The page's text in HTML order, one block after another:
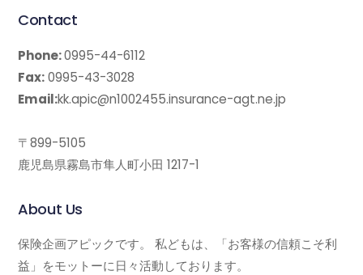
Contact
Phone:0995-44-6112
Fax:0995-43-3028
Email:kk.apic@n1002455.insurance-agt.ne.jp
〒899-5105
鹿児島県霧島市隼人町小田 1217-1
About Us
保険企画アピックです。 私どもは、「お客様の信頼こそ利
益」をモットーに日々活動しております。